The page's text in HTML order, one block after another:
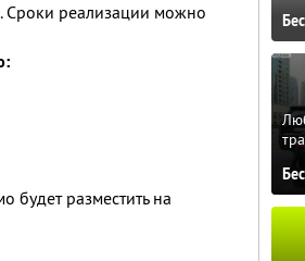
Сроки реализации можно
будет разместить на